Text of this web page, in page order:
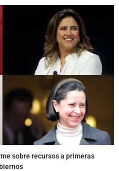
sobre recursos a primeras